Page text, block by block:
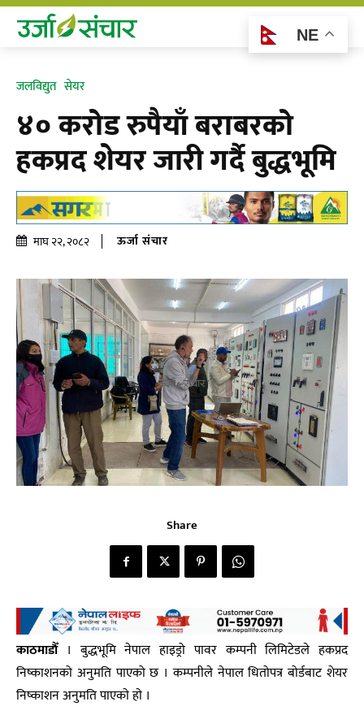
जलविद्युत सेयर
४० करोड रुपैयाँ बराबरको
हकप्रद शेयर जारी गर्दै बुद्धभूमि
माघ २२, २०८२ ऊर्जा संचार
Share
काठमाडाैँ । बुद्धभूमि नेपाल हाइड्रो पावर कम्पनी लिमिटेडले हकप्रद
निष्काशनको अनुमति पाएको छ । कम्पनीले नेपाल धितोपत्र बोर्डबाट शेयर
निष्काशन अनुमति पाएकाे हाे ।
NE